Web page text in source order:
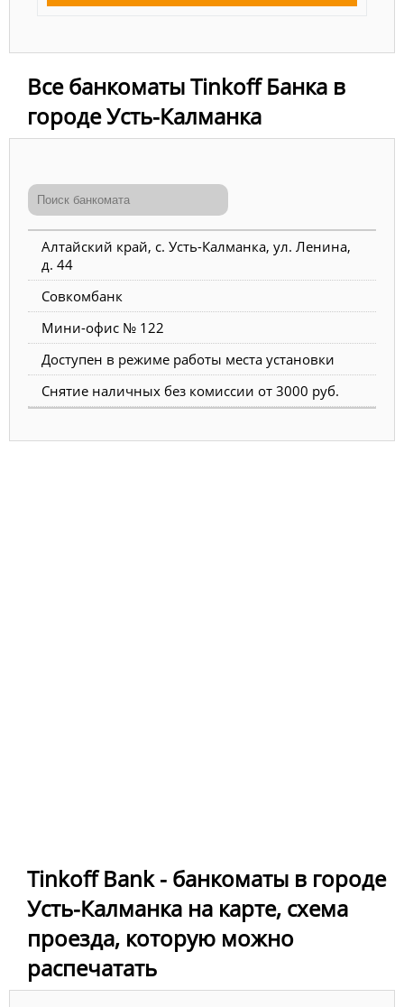
Все банкоматы Tinkoff Банка в
городе Усть-Калманка
Алтайский край, с. Усть-Калманка, ул. Ленина,
д. 44
Совкомбанк
Мини-офис № 122
Доступен в режиме работы места установки
Снятие наличных без комиссии от 3000 руб.
Tinkoff Bank - банкоматы в городе
Усть-Калманка на карте, схема
проезда, которую можно
распечатать